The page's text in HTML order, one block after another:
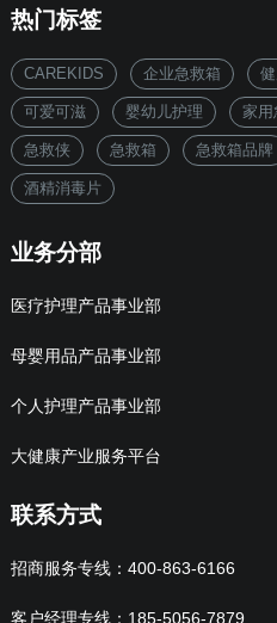
热门标签
CAREKIDS 企业急救箱
可爱可滋 婴幼儿护理 家用
急救侠 急救箱 急救箱品牌
酒精消毒片
业务分部
医疗护理产品事业部
母婴用品产品事业部
个人护理产品事业部
大健康产业服务平台
联系方式
招商服务专线：400-863-6166
客户经理专线：185-5056-7879